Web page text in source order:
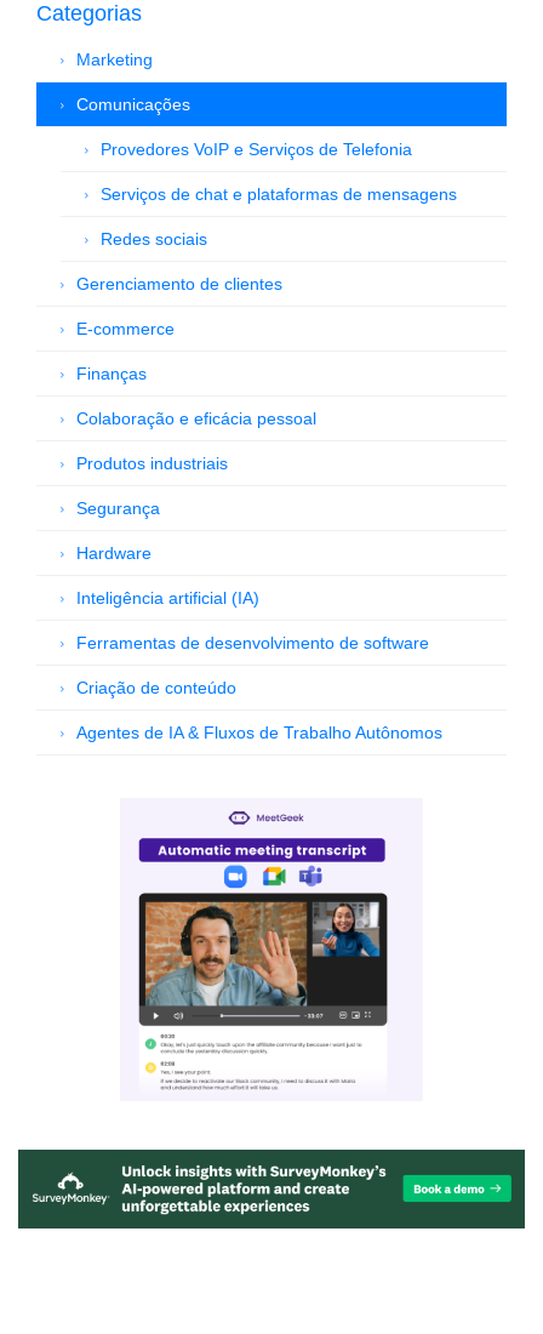
Categorias
Marketing
Comunicações
Provedores VoIP e Serviços de Telefonia
Serviços de chat e plataformas de mensagens
Redes sociais
Gerenciamento de clientes
E-commerce
Finanças
Colaboração e eficácia pessoal
Produtos industriais
Segurança
Hardware
Inteligência artificial (IA)
Ferramentas de desenvolvimento de software
Criação de conteúdo
Agentes de IA & Fluxos de Trabalho Autônomos